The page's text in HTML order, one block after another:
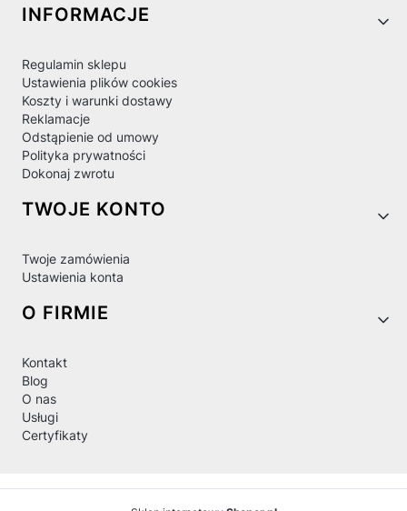
Linki w stopce
INFORMACJE
Regulamin sklepu
Ustawienia plików cookies
Koszty i warunki dostawy
Reklamacje
Odstąpienie od umowy
Polityka prywatności
Dokonaj zwrotu
TWOJE KONTO
Twoje zamówienia
Ustawienia konta
O FIRMIE
Kontakt
Blog
O nas
Usługi
Certyfikaty